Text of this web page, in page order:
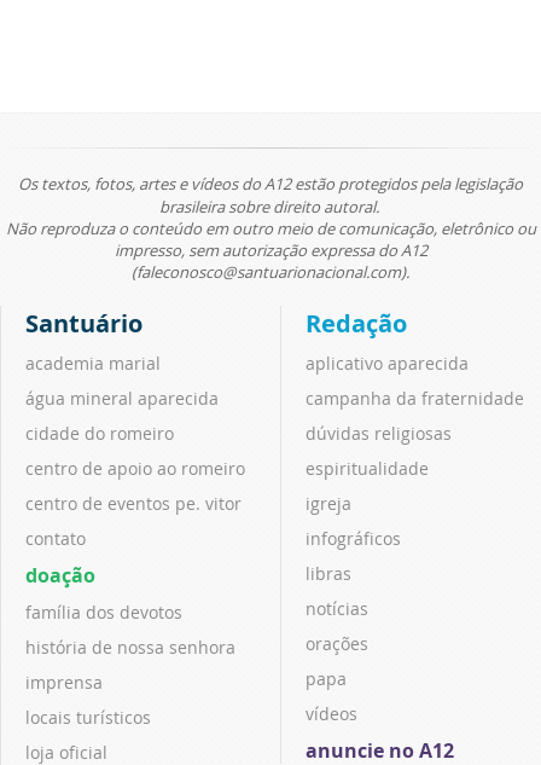
Os textos, fotos, artes e vídeos do A12 estão protegidos pela legislação
brasileira sobre direito autoral.
Não reproduza o conteúdo em outro meio de comunicação, eletrônico ou
impresso, sem autorização expressa do A12
(faleconosco@santuarionacional.com).
Santuário
academia marial
água mineral aparecida
cidade do romeiro
centro de apoio ao romeiro
centro de eventos pe. vitor
contato
doação
família dos devotos
história de nossa senhora
imprensa
locais turísticos
loja oficial
Redação
aplicativo aparecida
campanha da fraternidade
dúvidas religiosas
espiritualidade
igreja
infográficos
libras
notícias
orações
papa
vídeos
anuncie no A12